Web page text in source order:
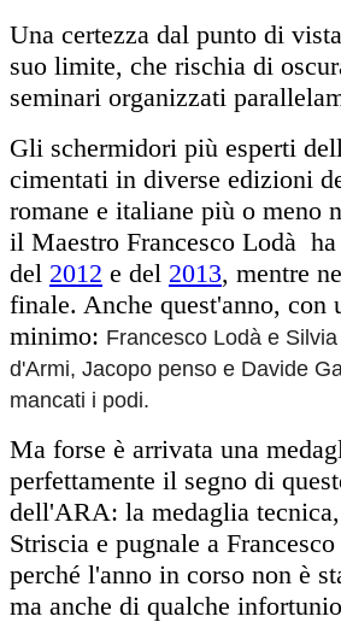
Una certezza dal punto di
suo limite, che rischia di
seminari organizzati
Gli schermidori più esperti
cimentati in diverse edizioni
romane e italiane più o meno
il Maestro Francesco Lodà
del 2012 e del 2013, mentre
finale. Anche quest'anno, con
minimo: Francesco Lodà e
d'Armi, Jacopo penso e Davide
mancati i podi.
Ma forse è arrivata una
perfettamente il segno di
dell'ARA: la medaglia
Striscia e pugnale a
perché l'anno in corso non è
ma anche di qualche